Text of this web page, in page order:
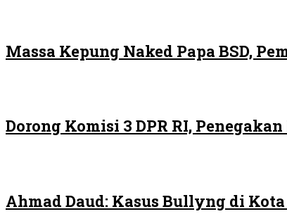
Massa Kepung Naked Papa BSD,
Dorong Komisi 3 DPR RI,
Ahmad Daud: Kasus Bullyng di